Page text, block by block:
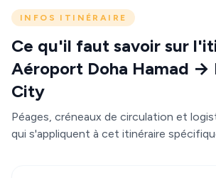
INFOS ITINÉRAIRE
Ce qu'il faut savoir sur
Aéroport Doha Hamad →
City
Péages, créneaux de circulation et
qui s'appliquent à cet itinéraire